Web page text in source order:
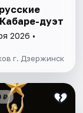
дуэт
2026 •
г. Дзержинск
₽